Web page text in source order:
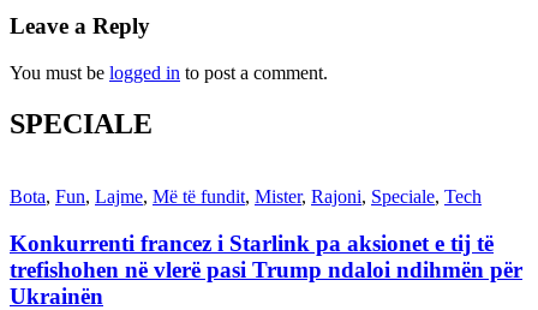
Leave a Reply
You must be logged in to post a comment.
SPECIALE
Bota, Fun, Lajme, Më të fundit, Mister, Rajoni, Speciale, Tech
Konkurrenti francez i Starlink pa aksionet e tij të
trefishohen në vlerë pasi Trump ndaloi ndihmën për
Ukrainën